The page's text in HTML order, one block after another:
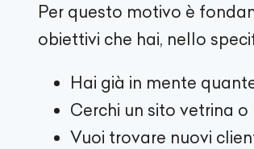
Per questo motivo è
obiettivi che hai, nello
Hai già in mente
Cerchi un sito vetrina
Vuoi trovare nuovi